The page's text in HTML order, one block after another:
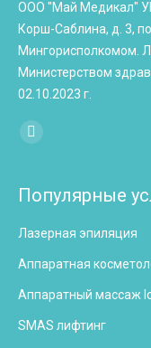
ООО "Май Медикал"
Корш-Саблина, д. 3,
Мингорисполкомом.
Министерством
02.10.2023 г.
Найдите нас:
Instagram
opens
new
window
Популярные
Лазерная эпиляция
Аппаратная
Аппаратный массаж
SMAS лифтинг